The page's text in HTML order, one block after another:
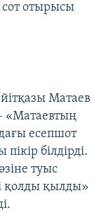
сот отырысы
Матаев
«Матаевтың
есепшот
білдірді.
туыс
қолды қылды»